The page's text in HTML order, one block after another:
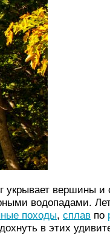
вершины и
водопадами.
походы, сплав по
в этих